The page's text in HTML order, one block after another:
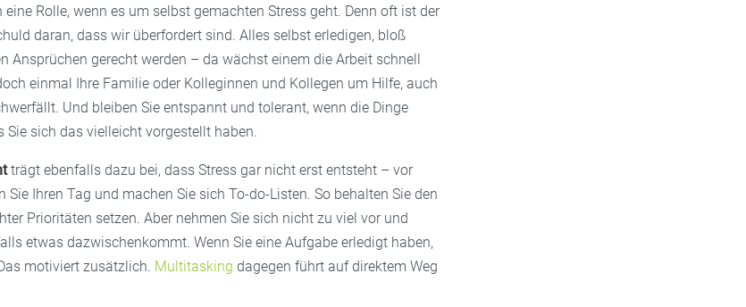
Rolle, wenn es um selbst gemachten Stress geht. Denn oft ist der
daran, dass wir überfordert sind. Alles selbst erledigen, bloß
Ansprüchen gerecht werden – da wächst einem die Arbeit schnell
einmal Ihre Familie oder Kolleginnen und Kollegen um Hilfe, auch
Und bleiben Sie entspannt und tolerant, wenn die Dinge
Sie sich das vielleicht vorgestellt haben.
trägt ebenfalls dazu bei, dass Stress gar nicht erst entsteht – vor
Ihren Tag und machen Sie sich To-do-Listen. So behalten Sie den
Prioritäten setzen. Aber nehmen Sie sich nicht zu viel vor und
etwas dazwischenkommt. Wenn Sie eine Aufgabe erledigt haben,
motiviert zusätzlich. Multitasking dagegen führt auf direktem Weg